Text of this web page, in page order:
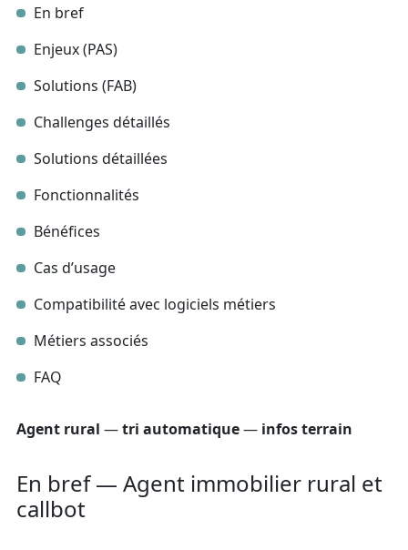
En bref
Enjeux (PAS)
Solutions (FAB)
Challenges détaillés
Solutions détaillées
Fonctionnalités
Bénéfices
Cas d’usage
Compatibilité avec logiciels métiers
Métiers associés
FAQ
Agent rural —tri automatique— infos terrain
En bref — Agent immobilier rural et
callbot